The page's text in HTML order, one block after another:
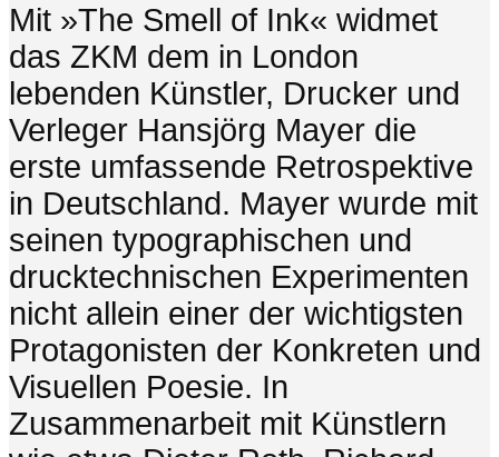
Mit »The Smell of Ink« widmet
das ZKM dem in London
lebenden Künstler, Drucker und
Verleger Hansjörg Mayer die
erste umfassende Retrospektive
in Deutschland. Mayer wurde mit
seinen typographischen und
drucktechnischen Experimenten
nicht allein einer der wichtigsten
Protagonisten der Konkreten und
Visuellen Poesie. In
Zusammenarbeit mit Künstlern